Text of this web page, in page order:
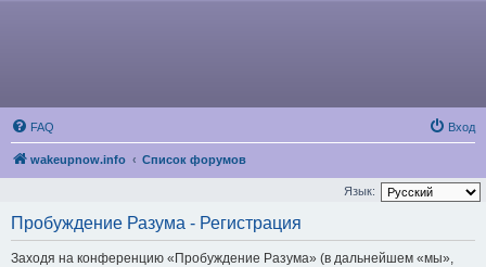
FAQ Вход
wakeupnow.info Список форумов
Язык:
Пробуждение Разума - Регистрация
Заходя на конференцию «Пробуждение Разума» (в дальнейшем «мы»,